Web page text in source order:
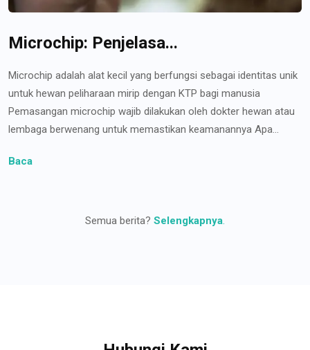
Microchip: Penjelasa...
Microchip adalah alat kecil yang berfungsi sebagai identitas unik
untuk hewan peliharaan mirip dengan KTP bagi manusia
Pemasangan microchip wajib dilakukan oleh dokter hewan atau
lembaga berwenang untuk memastikan keamanannya Apa...
Baca
Semua berita? Selengkapnya.